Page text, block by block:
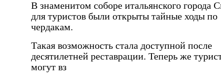
В знаменитом соборе итальянского города
для туристов были открыты тайные ходы по
чердакам.
Такая возможность стала доступной после
десятилетней реставрации. Теперь же
могут вз